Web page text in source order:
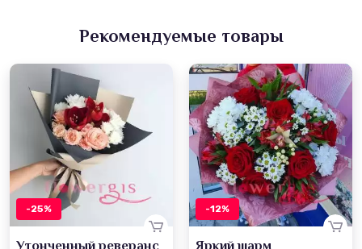
Рекомендуемые товары
-25%
Утонченный реверанс
-12%
Яркий шарм